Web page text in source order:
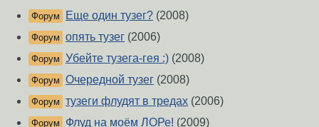
Форум Еще один тузег? (2008)
Форум опять тузег (2006)
Форум Убейте тузега-гея :) (2008)
Форум Очередной тузег (2008)
Форум тузеги флудят в тредах (2006)
Форум Флуд на моём ЛОРе! (2009)